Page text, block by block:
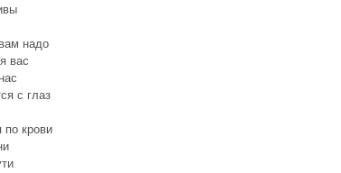
надо
вас
с глаз
по крови